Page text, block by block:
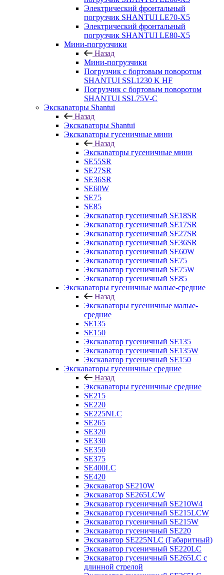
Электрический фронтальный
погрузчик SHANTUI LE70-X5
Электрический фронтальный
погрузчик SHANTUI LE80-X5
Мини-погрузчики
Назад
Мини-погрузчики
Погрузчик с бортовым поворотом
SHANTUI SSL1230 K HF
Погрузчик с бортовым поворотом
SHANTUI SSL75V-C
Экскаваторы Shantui
Назад
Экскаваторы Shantui
Экскаваторы гусеничные мини
Назад
Экскаваторы гусеничные мини
SE55SR
SE27SR
SE36SR
SE60W
SE75
SE85
Экскаватор гусеничный SE18SR
Экскаватор гусеничный SE17SR
Экскаватор гусеничный SE27SR
Экскаватор гусеничный SE36SR
Экскаватор гусеничный SE60W
Экскаватор гусеничный SE75
Экскаватор гусеничный SE75W
Экскаватор гусеничный SE85
Экскаваторы гусеничные малые-средние
Назад
Экскаваторы гусеничные малые-
средние
SE135
SE150
Экскаватор гусеничный SE135
Экскаватор гусеничный SE135W
Экскаватор гусеничный SE150
Экскаваторы гусеничные средние
Назад
Экскаваторы гусеничные средние
SE215
SE220
SE225NLC
SE265
SE320
SE330
SE350
SE375
SE400LC
SE420
Экскаватор SE210W
Экскаватор SE265LCW
Экскаватор гусеничный SE210W4
Экскаватор гусеничный SE215LCW
Экскаватор гусеничный SE215W
Экскаватор гусеничный SE220
Экскаватор SE225NLC (Габаритный)
Экскаватор гусеничный SE220LC
Экскаватор гусеничный SE265LC с
длинной стрелой